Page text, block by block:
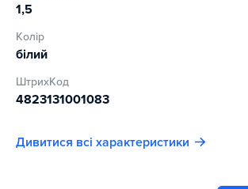
1,5
Колір
білий
ШтрихКод
4823131001083
Дивитися всі характеристики